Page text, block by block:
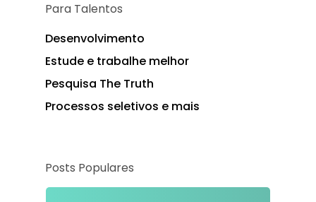
Para Talentos
Desenvolvimento
Estude e trabalhe melhor
Pesquisa The Truth
Processos seletivos e mais
Posts Populares